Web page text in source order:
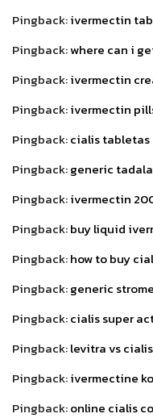
Pingback:ivermectin
Pingback:where can i
Pingback:ivermectin
Pingback:ivermectin
Pingback:cialis tabletas
Pingback:generic
Pingback:ivermectin
Pingback:buy liquid
Pingback:how to buy
Pingback:generic
Pingback:cialis super
Pingback:levitra vs cialis
Pingback:ivermectine
Pingback:online cialis